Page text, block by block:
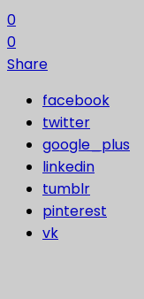
0
0
Share
facebook
twitter
google_plus
linkedin
tumblr
pinterest
vk